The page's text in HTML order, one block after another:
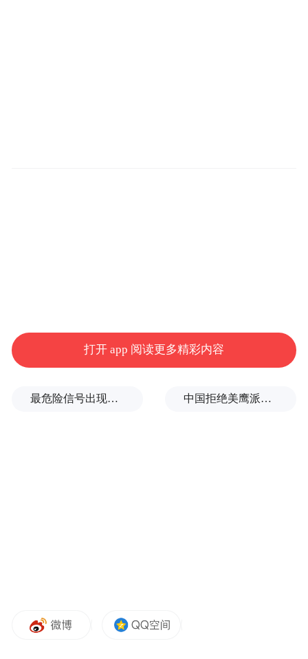
在发布会现场，致酷娱乐CEO吴总进一步勾
表示，组合将持续以“治愈世界的和谐之音”
生到舞台绽放全过程、共50集的成长纪实短
打开 app 阅读更多精彩内容
最危险信号出现！全球能源大动脉岌岌可危 中国拒绝美鹰派副防长访华？弦外之音被热议